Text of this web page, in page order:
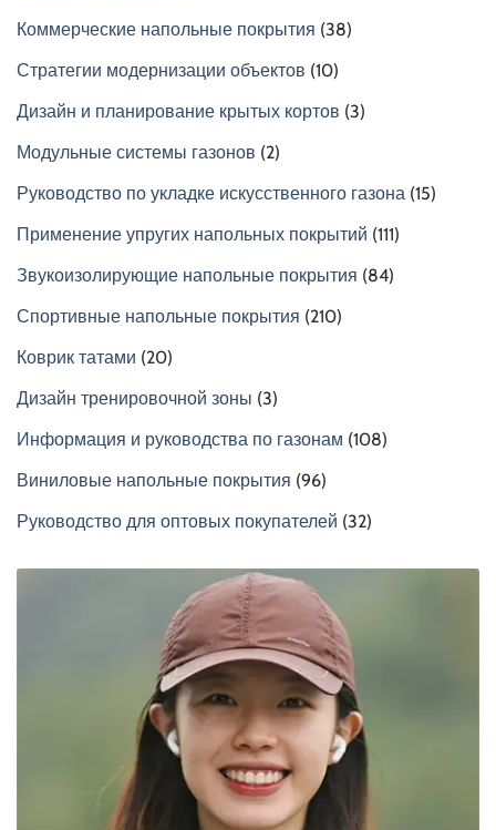
Коммерческие напольные покрытия (38)
Стратегии модернизации объектов (10)
Дизайн и планирование крытых кортов (3)
Модульные системы газонов (2)
Руководство по укладке искусственного газона (15)
Применение упругих напольных покрытий (111)
Звукоизолирующие напольные покрытия (84)
Спортивные напольные покрытия (210)
Коврик татами (20)
Дизайн тренировочной зоны (3)
Информация и руководства по газонам (108)
Виниловые напольные покрытия (96)
Руководство для оптовых покупателей (32)